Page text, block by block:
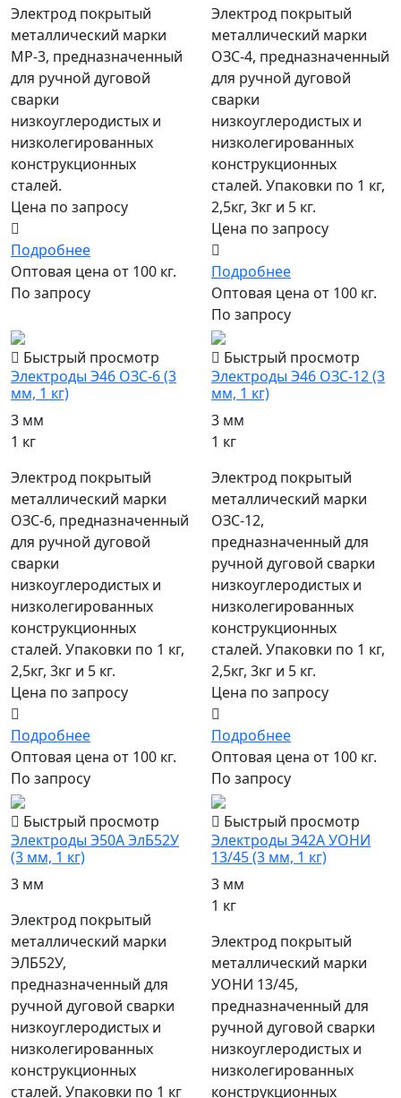
Электрод покрытый
металлический марки
МР-3, предназначенный
для ручной дуговой
сварки
низкоуглеродистых и
низколегированных
конструкционных
сталей.
Цена по запросу
Подробнее
Оптовая цена от 100 кг.
По запросу
Электрод покрытый
металлический марки
ОЗС-4, предназначенный
для ручной дуговой
сварки
низкоуглеродистых и
низколегированных
конструкционных
сталей. Упаковки по 1 кг,
2,5кг, 3кг и 5 кг.
Цена по запросу
Подробнее
Оптовая цена от 100 кг.
По запросу
Быстрый просмотр
Электроды Э46 ОЗС-6 (3
мм, 1 кг)
3 мм
1 кг
Электрод покрытый
металлический марки
ОЗС-6, предназначенный
для ручной дуговой
сварки
низкоуглеродистых и
низколегированных
конструкционных
сталей. Упаковки по 1 кг,
2,5кг, 3кг и 5 кг.
Цена по запросу
Подробнее
Оптовая цена от 100 кг.
По запросу
Быстрый просмотр
Электроды Э46 ОЗС-12 (3
мм, 1 кг)
3 мм
1 кг
Электрод покрытый
металлический марки
ОЗС-12,
предназначенный для
ручной дуговой сварки
низкоуглеродистых и
низколегированных
конструкционных
сталей. Упаковки по 1 кг,
2,5кг, 3кг и 5 кг.
Цена по запросу
Подробнее
Оптовая цена от 100 кг.
По запросу
Быстрый просмотр
Электроды Э50А ЭлБ52У
(3 мм, 1 кг)
3 мм
Электрод покрытый
металлический марки
ЭЛБ52У,
предназначенный для
ручной дуговой сварки
низкоуглеродистых и
низколегированных
конструкционных
сталей. Упаковки по 1 кг
Быстрый просмотр
Электроды Э42А УОНИ
13/45 (3 мм, 1 кг)
3 мм
1 кг
Электрод покрытый
металлический марки
УОНИ 13/45,
предназначенный для
ручной дуговой сварки
низкоуглеродистых и
низколегированных
конструкционных